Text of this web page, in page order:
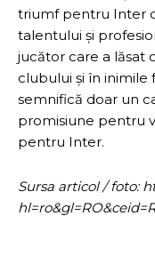
triumf pentru Inter
talentului și
jucător care a lăsat
clubului și în inimile
semnifică doar un
promisiune pentru
pentru Inter.
Sursa articol / foto: